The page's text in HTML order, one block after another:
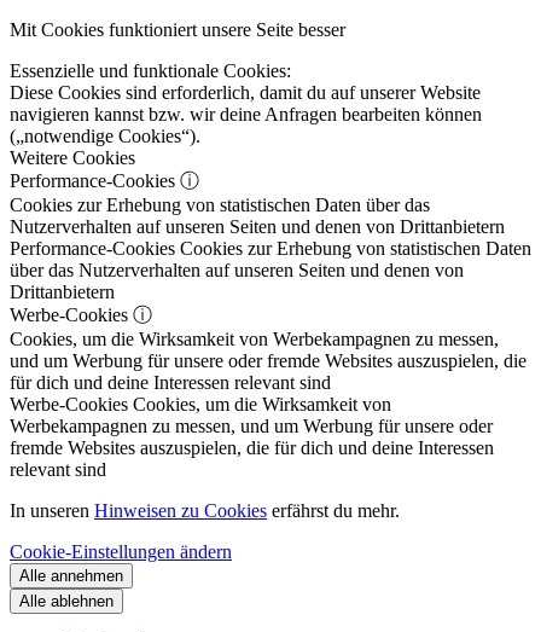
Mit Cookies funktioniert unsere Seite besser
Essenzielle und funktionale Cookies:
Diese Cookies sind erforderlich, damit du auf unserer Website
navigieren kannst bzw. wir deine Anfragen bearbeiten können
(„notwendige Cookies“).
Weitere Cookies
Performance-Cookies ⓘ
Cookies zur Erhebung von statistischen Daten über das
Nutzerverhalten auf unseren Seiten und denen von Drittanbietern
Performance-Cookies Cookies zur Erhebung von statistischen Daten
über das Nutzerverhalten auf unseren Seiten und denen von
Drittanbietern
Werbe-Cookies ⓘ
Cookies, um die Wirksamkeit von Werbekampagnen zu messen,
und um Werbung für unsere oder fremde Websites auszuspielen, die
für dich und deine Interessen relevant sind
Werbe-Cookies Cookies, um die Wirksamkeit von
Werbekampagnen zu messen, und um Werbung für unsere oder
fremde Websites auszuspielen, die für dich und deine Interessen
relevant sind
In unseren Hinweisen zu Cookies erfährst du mehr.
Cookie-Einstellungen ändern
Alle annehmen
Alle ablehnen